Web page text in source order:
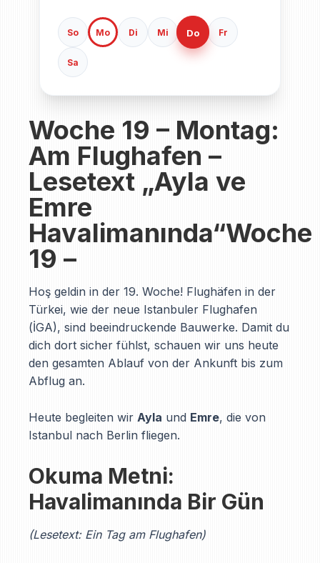
So Mo Di Mi Do Fr
Sa
Woche 19 – Montag:
Am Flughafen –
Lesetext „Ayla ve
Emre
Havalimanında“Woche
19 –
Hoş geldin in der 19. Woche! Flughäfen in der
Türkei, wie der neue Istanbuler Flughafen
(İGA), sind beeindruckende Bauwerke. Damit du
dich dort sicher fühlst, schauen wir uns heute
den gesamten Ablauf von der Ankunft bis zum
Abflug an.
Heute begleiten wir Ayla und Emre, die von
Istanbul nach Berlin fliegen.
Okuma Metni:
Havalimanında Bir Gün
(Lesetext: Ein Tag am Flughafen)